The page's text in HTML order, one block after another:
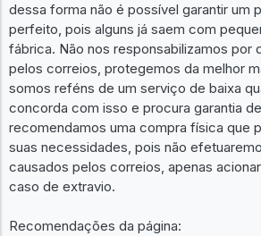
dessa forma não é possível garantir um
perfeito, pois alguns já saem com
fábrica. Não nos responsabilizamos por
pelos correios, protegemos da melhor
somos reféns de um serviço de baixa
concorda com isso e procura garantia
recomendamos uma compra física que
suas necessidades, pois não
causados pelos correios, apenas
caso de extravio.
Recomendações da página: